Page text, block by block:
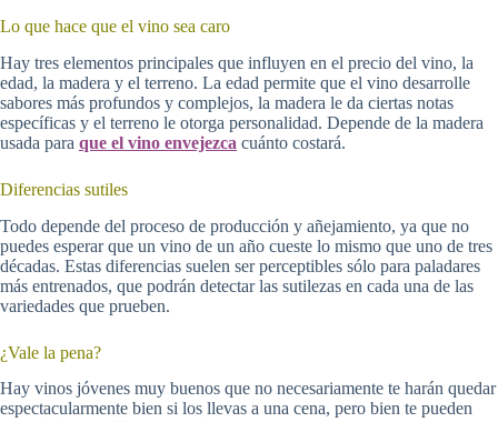
Lo que hace que el vino sea caro
Hay tres elementos principales que influyen en el precio del vino, la
edad, la madera y el terreno. La edad permite que el vino desarrolle
sabores más profundos y complejos, la madera le da ciertas notas
específicas y el terreno le otorga personalidad. Depende de la madera
usada para que el vino envejezca cuánto costará.
Diferencias sutiles
Todo depende del proceso de producción y añejamiento, ya que no
puedes esperar que un vino de un año cueste lo mismo que uno de tres
décadas. Estas diferencias suelen ser perceptibles sólo para paladares
más entrenados, que podrán detectar las sutilezas en cada una de las
variedades que prueben.
¿Vale la pena?
Hay vinos jóvenes muy buenos que no necesariamente te harán quedar
espectacularmente bien si los llevas a una cena, pero bien te pueden